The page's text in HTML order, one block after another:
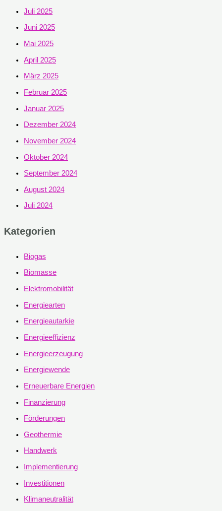
Juli 2025
Juni 2025
Mai 2025
April 2025
März 2025
Februar 2025
Januar 2025
Dezember 2024
November 2024
Oktober 2024
September 2024
August 2024
Juli 2024
Kategorien
Biogas
Biomasse
Elektromobilität
Energiearten
Energieautarkie
Energieeffizienz
Energieerzeugung
Energiewende
Erneuerbare Energien
Finanzierung
Förderungen
Geothermie
Handwerk
Implementierung
Investitionen
Klimaneutralität